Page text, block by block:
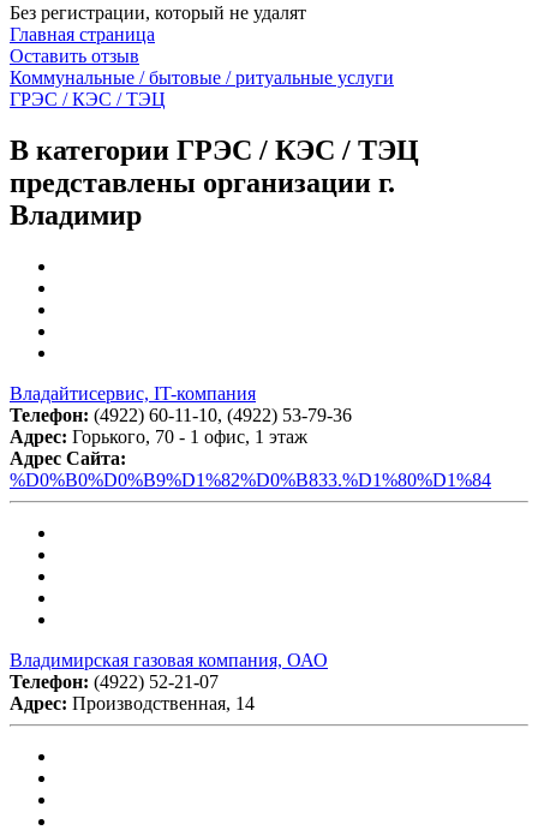
Без регистрации, который не удалят
Главная страница
Оставить отзыв
Коммунальные / бытовые / ритуальные услуги
ГРЭС / КЭС / ТЭЦ
В категории ГРЭС / КЭС / ТЭЦ
представлены организации г.
Владимир
Владайтисервис, IT-компания
Телефон: (4922) 60-11-10, (4922) 53-79-36
Адрес: Горького, 70 - 1 офис, 1 этаж
Адрес Сайта:
%D0%B0%D0%B9%D1%82%D0%B833.%D1%80%D1%84
Владимирская газовая компания, ОАО
Телефон: (4922) 52-21-07
Адрес: Производственная, 14